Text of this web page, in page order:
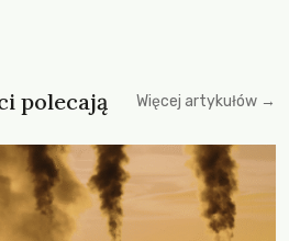
polecają Więcej artykułów →